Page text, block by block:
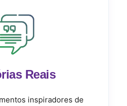
Reais
inspiradores de